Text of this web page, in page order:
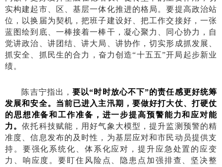
实构建起市、区、基层一体化推进的格局。要提高政治站
位，以换届为契机，把班子建设好、把工作交接好，一张
蓝图绘到底、一棒接着一棒干，凝心聚力、同心协力，自
觉讲政治、讲团结、讲大局、讲协作，切实形成抓发展、
抓安全、抓民生的合力，奋力创造“十五五”开局起步新业
绩。
陈吉宁指出，要以“时时放心不下”的责任感更好统筹
发展和安全。当前已进入主汛期，要做好打大仗、打硬仗
的思想准备和工作准备，进一步提高预警能力和应对能
力。依托科技赋能，用好气象大模型，提升监测预警的精
准度、信息发布的及时性，为基层应对和市民动员提供支
持。要强化系统化、体系化应对，提升应急处置的应变
力、响应度。要盯住风险点、隐患点加强排查、坚决整